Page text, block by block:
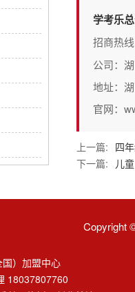
学考乐
招商热线
公司：
地址：
官网：
上一篇: 四
下一篇:
儿
Copyright
）加盟中心
18037807760